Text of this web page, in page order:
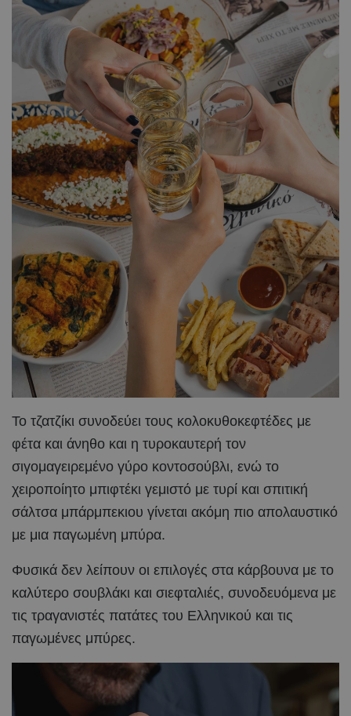
Το τζατζίκι συνοδεύει τους κολοκυθοκεφτέδες με
φέτα και άνηθο και η τυροκαυτερή τον
σιγομαγειρεμένο γύρο κοντοσούβλι, ενώ το
χειροποίητο μπιφτέκι γεμιστό με τυρί και σπιτική
σάλτσα μπάρμπεκιου γίνεται ακόμη πιο απολαυστικό
με μια παγωμένη μπύρα.
Φυσικά δεν λείπουν οι επιλογές στα κάρβουνα με το
καλύτερο σουβλάκι και σιεφταλιές, συνοδευόμενα με
τις τραγανιστές πατάτες του Ελληνικού και τις
παγωμένες μπύρες.